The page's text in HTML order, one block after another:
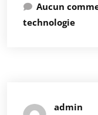
Aucun
technologie
admin